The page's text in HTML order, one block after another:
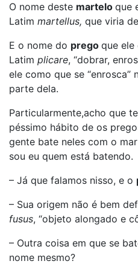
O nome deste martelo que
Latim martellus, que viria de
E o nome do prego que ele
Latim plicare, “dobrar,
ele como que se “enrosca”
parte dela.
Particularmente,acho que
péssimo hábito de os
gente bate neles com o
sou eu quem está batendo.
– Já que falamos nisso, e o
– Sua origem não é bem
fusus, “objeto alongado e
– Outra coisa em que se
nome mesmo?